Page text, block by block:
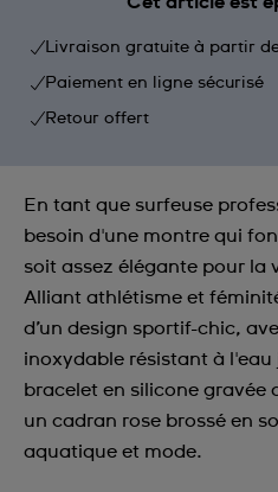
Livraison gratuite à partir
Paiement en ligne sécurisé
Retour offert
En tant que surfeuse
besoin d'une montre qui
soit assez élégante pour la
Alliant athlétisme et
d’un design sportif-chic,
inoxydable résistant à l'eau
bracelet en silicone gravée
un cadran rose brossé en
aquatique et mode.